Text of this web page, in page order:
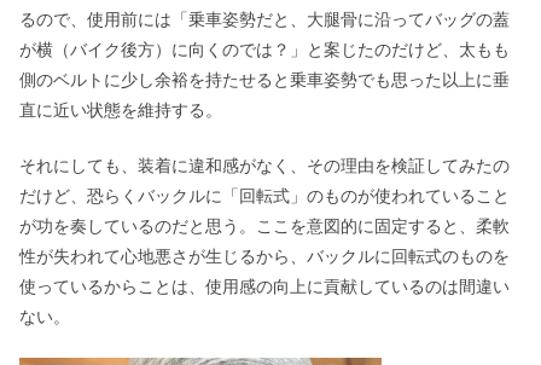
るので、使用前には「乗車姿勢だと、大腿骨に沿ってバッグの蓋
が横（バイク後方）に向くのでは？」と案じたのだけど、太もも
側のベルトに少し余裕を持たせると乗車姿勢でも思った以上に垂
直に近い状態を維持する。
それにしても、装着に違和感がなく、その理由を検証してみたの
だけど、恐らくバックルに「回転式」のものが使われていること
が功を奏しているのだと思う。ここを意図的に固定すると、柔軟
性が失われて心地悪さが生じるから、バックルに回転式のものを
使っているからことは、使用感の向上に貢献しているのは間違い
ない。